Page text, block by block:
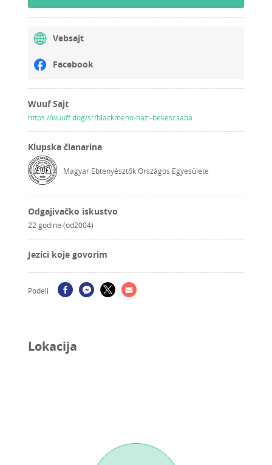
Vebsajt
Facebook
Wuuf Sajt
https://wuuff.dog/sr/blackmeno-hazi-bekescsaba
Klupska članarina
Magyar Ebtenyésztők Országos Egyesülete
Odgajivačko iskustvo
22 godine (od2004)
Jezici koje govorim
Podeli
Lokacija